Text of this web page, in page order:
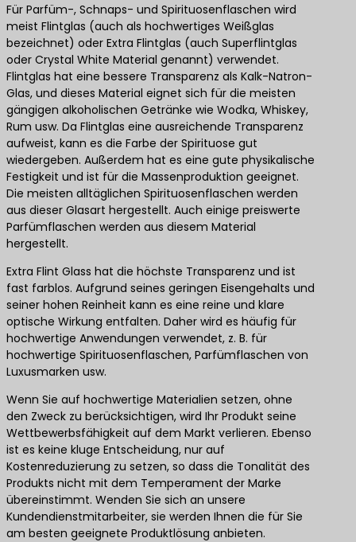
Für Parfüm-, Schnaps- und Spirituosenflaschen wird
meist Flintglas (auch als hochwertiges Weißglas
bezeichnet) oder Extra Flintglas (auch Superflintglas
oder Crystal White Material genannt) verwendet.
Flintglas hat eine bessere Transparenz als Kalk-Natron-
Glas, und dieses Material eignet sich für die meisten
gängigen alkoholischen Getränke wie Wodka, Whiskey,
Rum usw. Da Flintglas eine ausreichende Transparenz
aufweist, kann es die Farbe der Spirituose gut
wiedergeben. Außerdem hat es eine gute physikalische
Festigkeit und ist für die Massenproduktion geeignet.
Die meisten alltäglichen Spirituosenflaschen werden
aus dieser Glasart hergestellt. Auch einige preiswerte
Parfümflaschen werden aus diesem Material
hergestellt.
Extra Flint Glass hat die höchste Transparenz und ist
fast farblos. Aufgrund seines geringen Eisengehalts und
seiner hohen Reinheit kann es eine reine und klare
optische Wirkung entfalten. Daher wird es häufig für
hochwertige Anwendungen verwendet, z. B. für
hochwertige Spirituosenflaschen, Parfümflaschen von
Luxusmarken usw.
Wenn Sie auf hochwertige Materialien setzen, ohne
den Zweck zu berücksichtigen, wird Ihr Produkt seine
Wettbewerbsfähigkeit auf dem Markt verlieren. Ebenso
ist es keine kluge Entscheidung, nur auf
Kostenreduzierung zu setzen, so dass die Tonalität des
Produkts nicht mit dem Temperament der Marke
übereinstimmt. Wenden Sie sich an unsere
Kundendienstmitarbeiter, sie werden Ihnen die für Sie
am besten geeignete Produktlösung anbieten.